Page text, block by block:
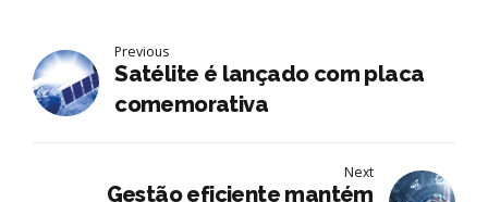
Previous
Satélite é lançado com placa
comemorativa
Next
Gestão eficiente mantém